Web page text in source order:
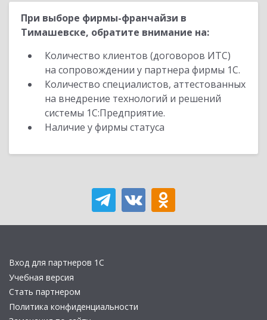
При выборе фирмы-франчайзи в
Тимашевске, обратите внимание на:
Количество клиентов (договоров ИТС)
на сопровождении у партнера фирмы 1С.
Количество специалистов, аттестованных
на внедрение технологий и решений
системы 1С:Предприятие.
Наличие у фирмы статуса
Вход для партнеров 1С
Учебная версия
Стать партнером
Политика конфиденциальности